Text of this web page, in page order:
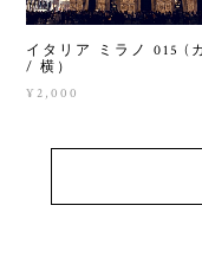
イタリア ミラノ 015 (
/ 横）
¥2,000